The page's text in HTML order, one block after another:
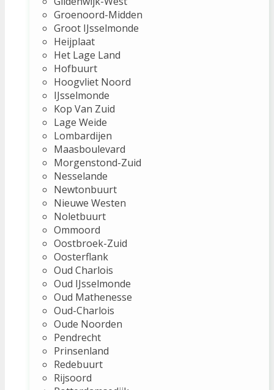
Groenoord-Midden
Groot IJsselmonde
Heijplaat
Het Lage Land
Hofbuurt
Hoogvliet Noord
IJsselmonde
Kop Van Zuid
Lage Weide
Lombardijen
Maasboulevard
Morgenstond-Zuid
Nesselande
Newtonbuurt
Nieuwe Westen
Noletbuurt
Ommoord
Oostbroek-Zuid
Oosterflank
Oud Charlois
Oud IJsselmonde
Oud Mathenesse
Oud-Charlois
Oude Noorden
Pendrecht
Prinsenland
Redebuurt
Rijsoord